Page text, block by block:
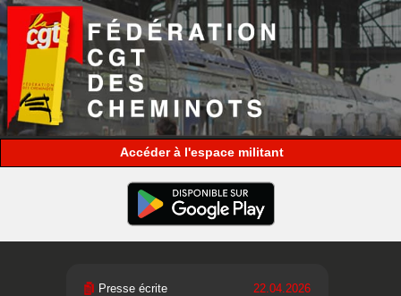
espace militant
Presse écrite 22.04.2026